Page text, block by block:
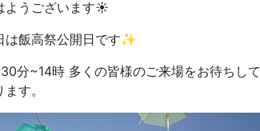
ようございます☀
は飯高祭公開日です✨️
分~14時 多くの皆様のご来場をお待ちして
す。